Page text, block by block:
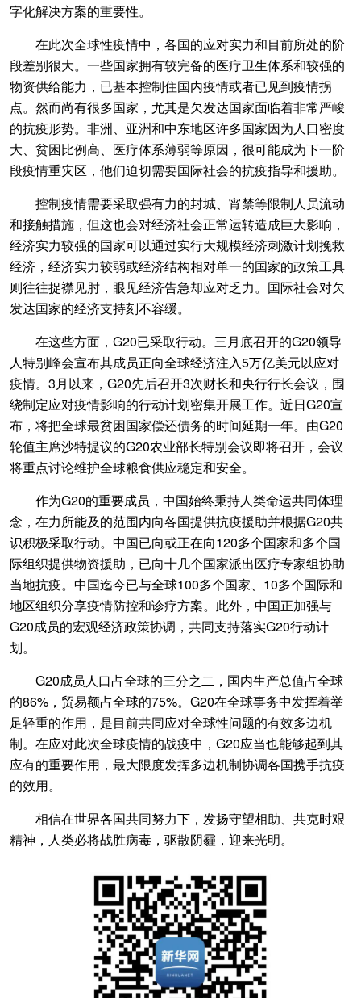
字化解决方案的重要性。
在此次全球性疫情中，各国的应对实力和目前所处的阶
段差别很大。一些国家拥有较完备的医疗卫生体系和较强的
物资供给能力，已基本控制住国内疫情或者已见到疫情拐
点。然而尚有很多国家，尤其是欠发达国家面临着非常严峻
的抗疫形势。非洲、亚洲和中东地区许多国家因为人口密度
大、贫困比例高、医疗体系薄弱等原因，很可能成为下一阶
段疫情重灾区，他们迫切需要国际社会的抗疫指导和援助。
控制疫情需要采取强有力的封城、宵禁等限制人员流动
和接触措施，但这也会对经济社会正常运转造成巨大影响，
经济实力较强的国家可以通过实行大规模经济刺激计划挽救
经济，经济实力较弱或经济结构相对单一的国家的政策工具
则往往捉襟见肘，眼见经济告急却应对乏力。国际社会对欠
发达国家的经济支持刻不容缓。
在这些方面，G20已采取行动。三月底召开的G20领导
人特别峰会宣布其成员正向全球经济注入5万亿美元以应对
疫情。3月以来，G20先后召开3次财长和央行行长会议，围
绕制定应对疫情影响的行动计划密集开展工作。近日G20宣
布，将把全球最贫困国家偿还债务的时间延期一年。由G20
轮值主席沙特提议的G20农业部长特别会议即将召开，会议
将重点讨论维护全球粮食供应稳定和安全。
作为G20的重要成员，中国始终秉持人类命运共同体理
念，在力所能及的范围内向各国提供抗疫援助并根据G20共
识积极采取行动。中国已向或正在向120多个国家和多个国
际组织提供物资援助，已向十几个国家派出医疗专家组协助
当地抗疫。中国迄今已与全球100多个国家、10多个国际和
地区组织分享疫情防控和诊疗方案。此外，中国正加强与
G20成员的宏观经济政策协调，共同支持落实G20行动计
划。
G20成员人口占全球的三分之二，国内生产总值占全球
的86%，贸易额占全球的75%。G20在全球事务中发挥着举
足轻重的作用，是目前共同应对全球性问题的有效多边机
制。在应对此次全球疫情的战疫中，G20应当也能够起到其
应有的重要作用，最大限度发挥多边机制协调各国携手抗疫
的效用。
相信在世界各国共同努力下，发扬守望相助、共克时艰
精神，人类必将战胜病毒，驱散阴霾，迎来光明。